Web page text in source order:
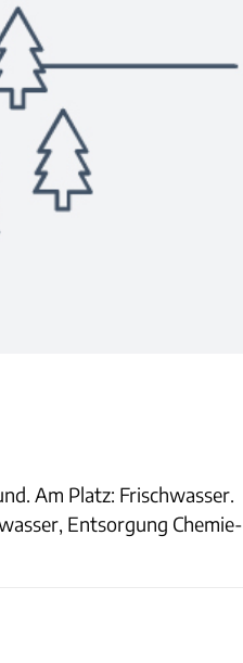
Am Platz: Frischwasser.
Entsorgung Chemie-